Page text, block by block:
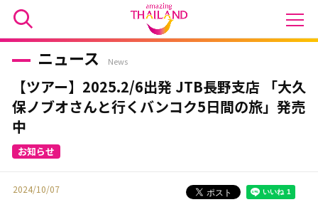
ニュース News
【ツアー】2025.2/6出発 JTB長野支店 「大久
保ノブオさんと行くバンコク5日間の旅」発売
中
2024/10/07